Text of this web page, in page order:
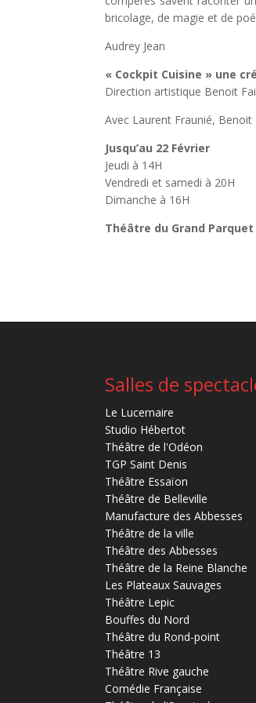
bricolage, de magie et de
Audrey Jean
« Cockpit Cuisine » une
Direction artistique Benoit
Avec Laurent Fraunié,
Jusqu’au 22 Février
Jeudi à 14H
Vendredi et samedi à 20H
Dimanche à 16H
Théâtre du Grand Parquet
Salles de
Le Lucernaire
Studio Hébertot
Théâtre de l'Odéon
TGP Saint Denis
Théâtre Essaïon
Théâtre de Belleville
Manufacture des Abbesses
Théâtre de la ville
Théâtre des Abbesses
Théâtre de la Reine Blanche
Les Plateaux Sauvages
Théâtre Lepic
Bouffes du Nord
Théâtre du Rond-point
Théâtre 13
Théâtre Rive gauche
Comédie Française